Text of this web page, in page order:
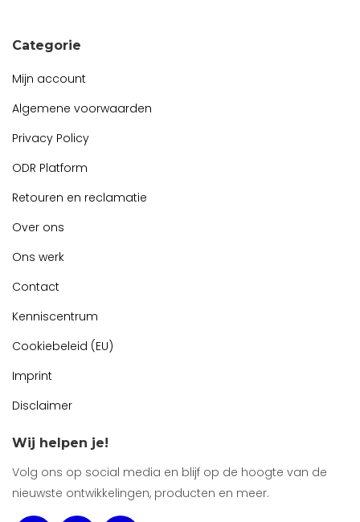
Categorie
Mijn account
Algemene voorwaarden
Privacy Policy
ODR Platform
Retouren en reclamatie
Over ons
Ons werk
Contact
Kenniscentrum
Cookiebeleid (EU)
Imprint
Disclaimer
Wij helpen je!
Volg ons op social media en blijf op de hoogte van de
nieuwste ontwikkelingen, producten en meer.